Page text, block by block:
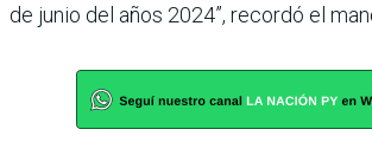
de junio del años 2024”, recordó el